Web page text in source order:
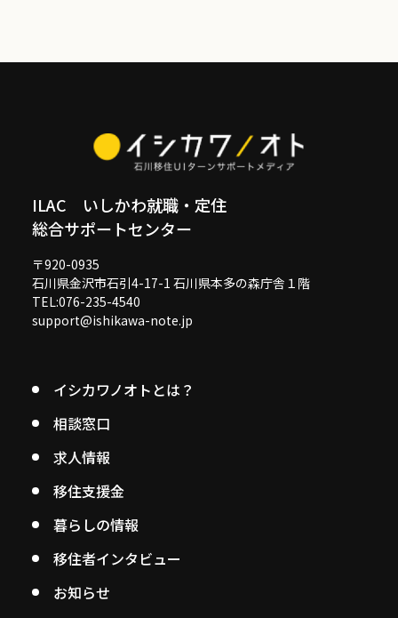
ILAC いしかわ就職・定住
総合サポートセンター
〒920-0935
石川県金沢市石引4-17-1 石川県本多の森庁舎１階
TEL:076-235-4540
support@ishikawa-note.jp
イシカワノオトとは？
相談窓口
求人情報
移住支援金
暮らしの情報
移住者インタビュー
お知らせ